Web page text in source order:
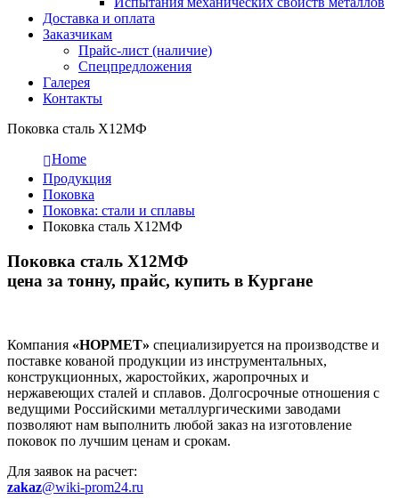
Доставка и оплата
Заказчикам
Прайс-лист (наличие)
Спецпредложения
Галерея
Контакты
Поковка сталь Х12МФ
Home
Продукция
Поковка
Поковка: cтали и сплавы
Поковка сталь Х12МФ
Поковка сталь Х12МФ
цена за тонну, прайс, купить в Кургане
Компания «НОРМЕТ» специализируется на производстве и
поставке кованой продукции из инструментальных,
конструкционных, жаростойких, жаропрочных и
нержавеющих сталей и сплавов. Долгосрочные отношения с
ведущими Российскими металлургическими заводами
позволяют нам выполнить любой заказ на изготовление
поковок по лучшим ценам и срокам.
Для заявок на расчет:
zakaz@wiki-prom24.ru